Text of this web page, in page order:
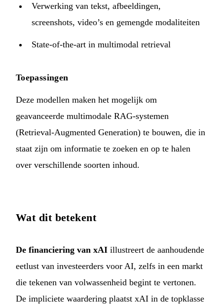
Verwerking van tekst, afbeeldingen,
screenshots, video’s en gemengde modaliteiten
State-of-the-art in multimodal retrieval
Toepassingen
Deze modellen maken het mogelijk om
geavanceerde multimodale RAG-systemen
(Retrieval-Augmented Generation) te bouwen, die in
staat zijn om informatie te zoeken en op te halen
over verschillende soorten inhoud.
Wat dit betekent
De financiering van xAI illustreert de aanhoudende
eetlust van investeerders voor AI, zelfs in een markt
die tekenen van volwassenheid begint te vertonen.
De impliciete waardering plaatst xAI in de topklasse